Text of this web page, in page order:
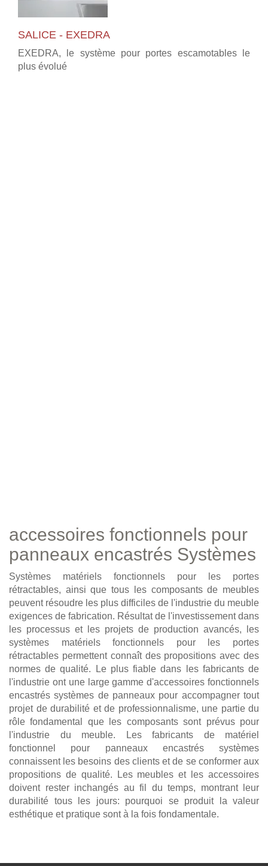
SALICE - EXEDRA
EXEDRA, le système pour portes escamotables le
plus évolué
accessoires fonctionnels pour
panneaux encastrés Systèmes
Systèmes matériels fonctionnels pour les portes
rétractables, ainsi que tous les composants de meubles
peuvent résoudre les plus difficiles de l'industrie du meuble
exigences de fabrication. Résultat de l'investissement dans
les processus et les projets de production avancés, les
systèmes matériels fonctionnels pour les portes
rétractables permettent connaît des propositions avec des
normes de qualité. Le plus fiable dans les fabricants de
l'industrie ont une large gamme d'accessoires fonctionnels
encastrés systèmes de panneaux pour accompagner tout
projet de durabilité et de professionnalisme, une partie du
rôle fondamental que les composants sont prévus pour
l'industrie du meuble. Les fabricants de matériel
fonctionnel pour panneaux encastrés systèmes
connaissent les besoins des clients et de se conformer aux
propositions de qualité. Les meubles et les accessoires
doivent rester inchangés au fil du temps, montrant leur
durabilité tous les jours: pourquoi se produit la valeur
esthétique et pratique sont à la fois fondamentale.